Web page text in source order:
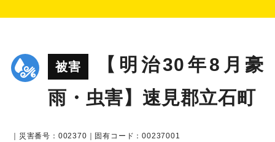
被害
【明治30年8月豪
雨・虫害】速見郡立石町
｜災害番号：002370｜固有コード：00237001